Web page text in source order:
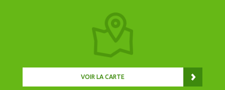
VOIR LA CARTE